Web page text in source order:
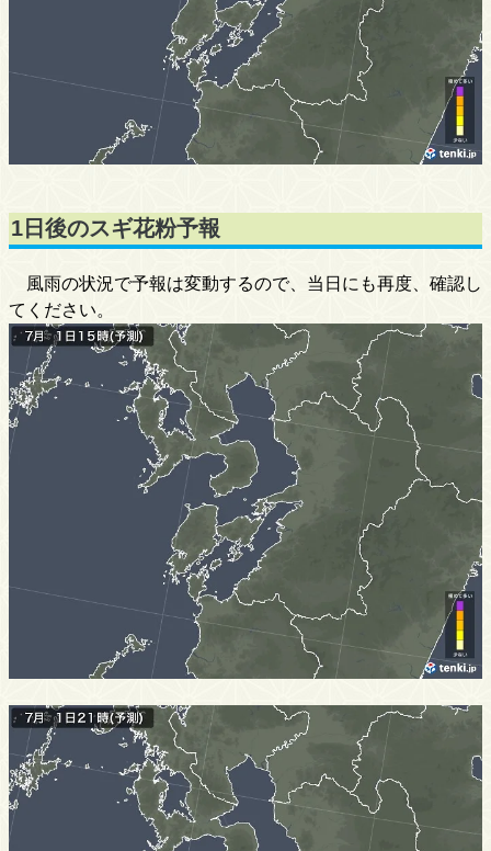
1日後のスギ花粉予報
風雨の状況で予報は変動するので、当日にも再度、確認し
てください。